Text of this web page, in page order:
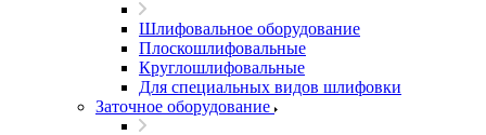
Шлифовальное оборудование
Плоскошлифовальные
Круглошлифовальные
Для специальных видов шлифовки
Заточное оборудование